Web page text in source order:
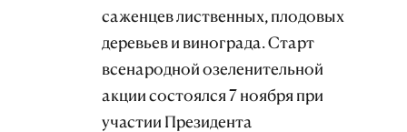
саженцев лиственных, плодовых
деревьев и винограда. Старт
всенародной озеленительной
акции состоялся 7 ноября при
участии Президента